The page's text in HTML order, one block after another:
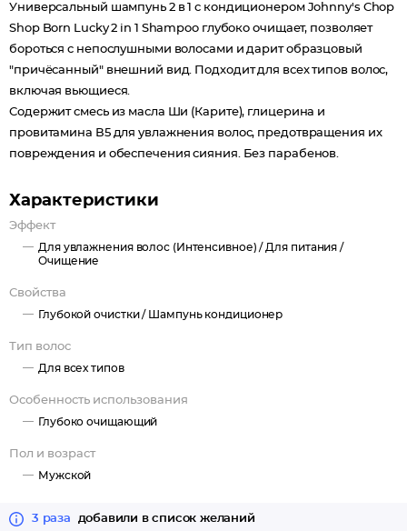
Универсальный шампунь 2 в 1 с кондиционером Johnny's Chop
Shop Born Lucky 2 in 1 Shampoo глубоко очищает, позволяет
бороться с непослушными волосами и дарит образцовый
"причёсанный" внешний вид. Подходит для всех типов волос,
включая вьющиеся.
Содержит смесь из масла Ши (Карите), глицерина и
провитамина В5 для увлажнения волос, предотвращения их
повреждения и обеспечения сияния. Без парабенов.
Характеристики
Эффект
Для увлажнения волос (Интенсивное) / Для питания /
Очищение
Свойства
Глубокой очистки / Шампунь кондиционер
Тип волос
Для всех типов
Особенность использования
Глубоко очищающий
Пол и возраст
Мужской
3 раза добавили в список желаний